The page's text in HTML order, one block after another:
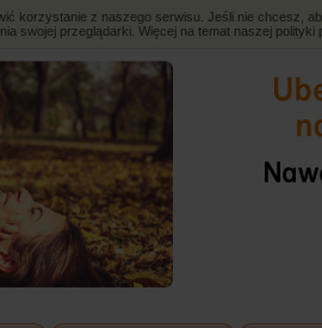
korzystanie z naszego serwisu. Jeśli nie chcesz,
swojej przeglądarki. Więcej na temat naszej polityki